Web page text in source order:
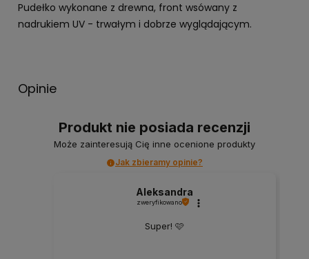
Pudełko wykonane z drewna, front wsówany z
nadrukiem UV - trwałym i dobrze wyglądającym.
Opinie
Produkt nie posiada recenzji
Może zainteresują Cię inne ocenione produkty
Jak zbieramy opinie?
Aleksandra
zweryfikowano
Super! 🩷